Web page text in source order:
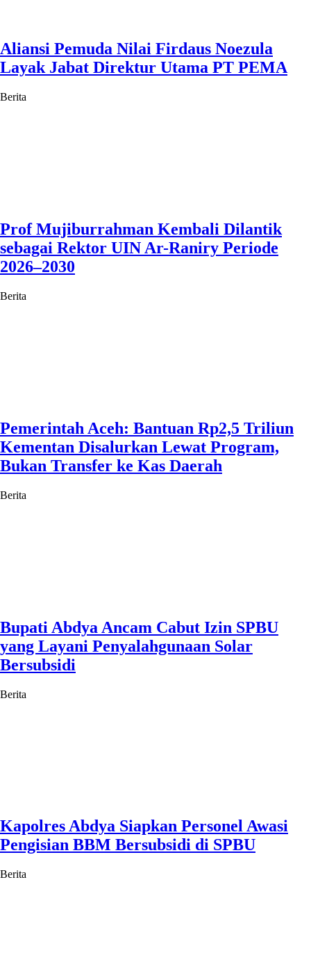
Aliansi Pemuda Nilai Firdaus Noezula
Layak Jabat Direktur Utama PT PEMA
Berita
Prof Mujiburrahman Kembali Dilantik
sebagai Rektor UIN Ar-Raniry Periode
2026–2030
Berita
Pemerintah Aceh: Bantuan Rp2,5 Triliun
Kementan Disalurkan Lewat Program,
Bukan Transfer ke Kas Daerah
Berita
Bupati Abdya Ancam Cabut Izin SPBU
yang Layani Penyalahgunaan Solar
Bersubsidi
Berita
Kapolres Abdya Siapkan Personel Awasi
Pengisian BBM Bersubsidi di SPBU
Berita